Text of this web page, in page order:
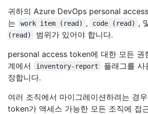
귀하의 Azure DevOps personal
는
work item (read) , code (read) ,
(read)
범위가 있어야 합니다.
personal access token에 대한 모든 권
계에서
inventory-report
플래그를 사
장합니다.
여러 조직에서 마이그레이션하려는 경
token가 액세스 가능한 모든 조직에 접